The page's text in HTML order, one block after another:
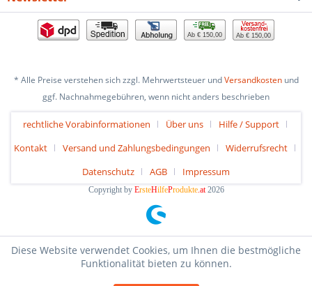
Ab € 150,00 Ab € 150,00
* Alle Preise verstehen sich zzgl. Mehrwertsteuer undVersandkostenund
ggf. Nachnahmegebühren, wenn nicht anders beschrieben
rechtliche Vorabinformationen Über uns
Hilfe / Support
Kontakt
Versand und Zahlungsbedingungen
Widerrufsrecht
Datenschutz
AGB Impressum
Copyright by ErsteHilfeProdukte.at2026
Diese Website verwendet Cookies, um Ihnen die bestmögliche
Funktionalität bieten zu können.